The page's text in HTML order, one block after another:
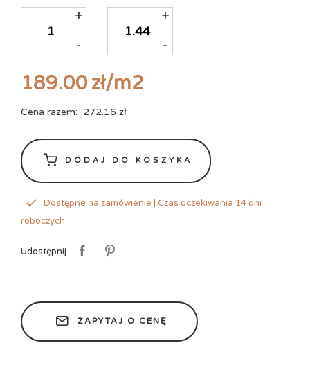
-
+
-
+
zł
189.00 /m2
Cena razem: zł
272.16
DODAJ DO KOSZYKA
Dostępne na zamówienie | Czas oczekiwania 14 dni
roboczych
Udostępnij
ZAPYTAJ O CENĘ